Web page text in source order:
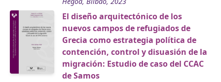
El diseño arquitectónico de los
nuevos campos de refugiados de
Grecia como estrategia política de
contención, control y disuasión de la
migración: Estudio de caso del CCAC
de Samos